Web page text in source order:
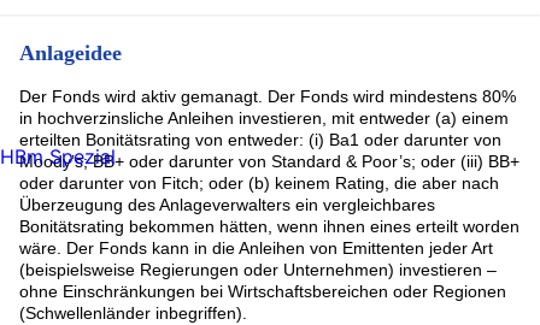
Anlageidee
Der Fonds wird aktiv gemanagt. Der Fonds wird mindestens 80%
in hochverzinsliche Anleihen investieren, mit entweder (a) einem
erteilten Bonitätsrating von entweder: (i) Ba1 oder darunter von
Moody’s; BB+ oder darunter von Standard & Poor’s; oder (iii) BB+
oder darunter von Fitch; oder (b) keinem Rating, die aber nach
Überzeugung des Anlageverwalters ein vergleichbares
Bonitätsrating bekommen hätten, wenn ihnen eines erteilt worden
wäre. Der Fonds kann in die Anleihen von Emittenten jeder Art
(beispielsweise Regierungen oder Unternehmen) investieren –
ohne Einschränkungen bei Wirtschaftsbereichen oder Regionen
(Schwellenländer inbegriffen).
HBm Spezial